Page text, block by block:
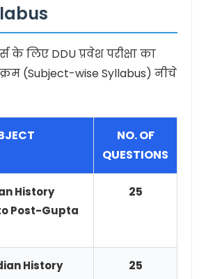
के लिए DDU प्रवेश परीक्षा का
(Subject-wise Syllabus) नीचे
NO. OF
QUESTIONS
History
Post-Gupta
25
History
25